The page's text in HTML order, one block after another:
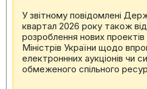
У звітному повідомлені
квартал 2026 року також
розроблення нових проектів
Міністрів України щодо
електроннних аукціонів чи
обмеженого спільного